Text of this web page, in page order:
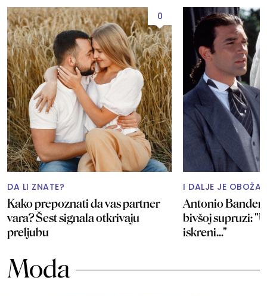
0
DA LI ZNATE?
Kako prepoznati da vas partner
vara? Šest signala otkrivaju
preljubu
I DALJE JE
Antonio
bivšoj supruzi:
iskreni..."
Moda